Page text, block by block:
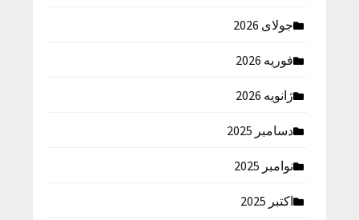
جولای 2026
فوریه 2026
ژانویه 2026
دسامبر 2025
نوامبر 2025
اکتبر 2025